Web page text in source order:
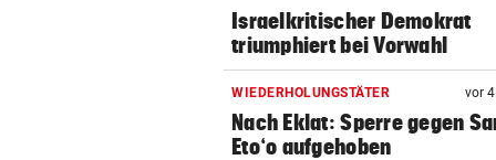
Israelkritischer Demokrat
triumphiert bei Vorwahl
WIEDERHOLUNGSTÄTER vor
Nach Eklat: Sperre gegen
Eto‘o aufgehoben